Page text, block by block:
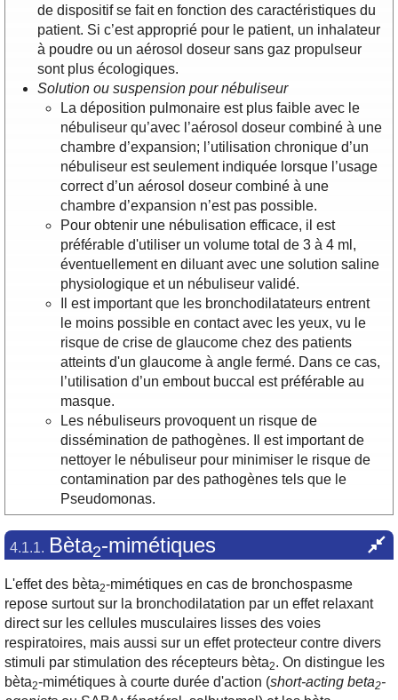
de dispositif se fait en fonction des caractéristiques du
patient. Si c’est approprié pour le patient, un inhalateur
à poudre ou un aérosol doseur sans gaz propulseur
sont plus écologiques.
Solution ou suspension pour nébuliseur
La déposition pulmonaire est plus faible avec le
nébuliseur qu’avec l’aérosol doseur combiné à une
chambre d’expansion; l’utilisation chronique d’un
nébuliseur est seulement indiquée lorsque l’usage
correct d’un aérosol doseur combiné à une
chambre d’expansion n’est pas possible.
Pour obtenir une nébulisation efficace, il est
préférable d'utiliser un volume total de 3 à 4 ml,
éventuellement en diluant avec une solution saline
physiologique et un nébuliseur validé.
Il est important que les bronchodilatateurs entrent
le moins possible en contact avec les yeux, vu le
risque de crise de glaucome chez des patients
atteints d'un glaucome à angle fermé. Dans ce cas,
l’utilisation d’un embout buccal est préférable au
masque.
Les nébuliseurs provoquent un risque de
dissémination de pathogènes. Il est important de
nettoyer le nébuliseur pour minimiser le risque de
contamination par des pathogènes tels que le
Pseudomonas.
4.1.1. Bèta2-mimétiques
L'effet des bèta2-mimétiques en cas de bronchospasme
repose surtout sur la bronchodilatation par un effet relaxant
direct sur les cellules musculaires lisses des voies
respiratoires, mais aussi sur un effet protecteur contre divers
stimuli par stimulation des récepteurs bèta2. On distingue les
bèta2-mimétiques à courte durée d'action (short-acting beta2-